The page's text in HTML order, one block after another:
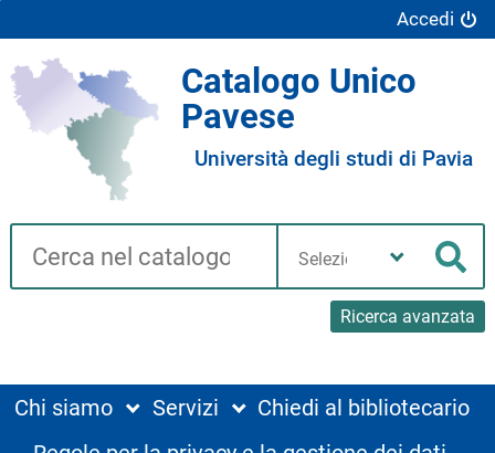
Accedi
Catalogo Unico
Pavese
Università degli studi di Pavia
Cerca su "Catalogo"
Ricerca avanzata
biblioteca
Chi siamo Servizi
Chiedi al bibliotecario